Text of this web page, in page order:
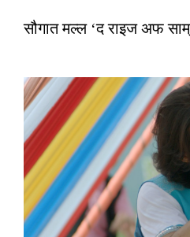
सौगात मल्ल ‘द राइज अफ